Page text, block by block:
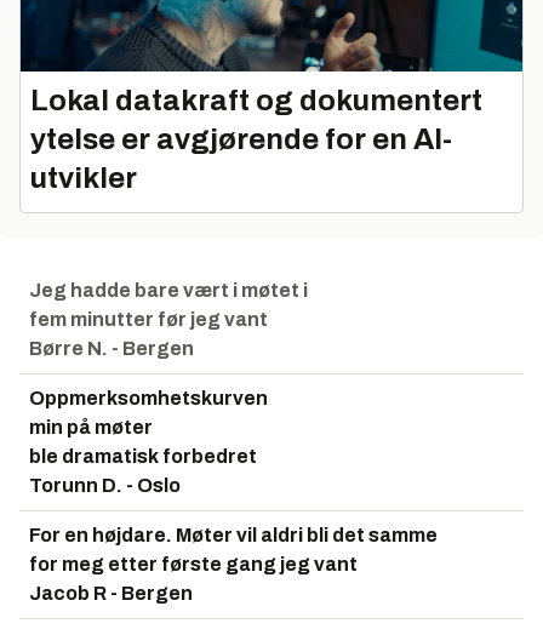
Lokal datakraft og dokumentert
ytelse er avgjørende for en AI-
utvikler
Jeg hadde bare vært i møtet i
fem minutter før jeg vant
Børre N. - Bergen
Oppmerksomhetskurven
min på møter
ble dramatisk forbedret
Torunn D. - Oslo
For en højdare. Møter vil aldri bli det samme
for meg etter første gang jeg vant
Jacob R - Bergen